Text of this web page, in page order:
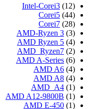
Intel-Corei3 (12)
Corei5 (44)
Corei7 (28)
AMD-Ryzen 3 (3)
AMD Ryzen 5 (4)
AMD_Ryzen7 (2)
AMD A-Series (6)
AMD A6 (4)
AMD A8 (4)
AMD_A4 (1)
AMD A12-9800B (1)
AMD E-450 (1)